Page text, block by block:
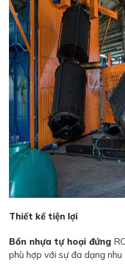
Thiết kế tiện lợi
Bồn nhựa tự hoại đứng
phù hợp với sự đa dạng